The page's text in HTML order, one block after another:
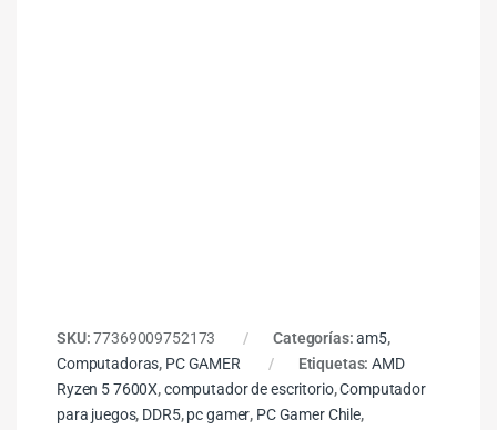
SKU:77369009752173 Categorías:am5,
Computadoras, PC GAMER Etiquetas:AMD
Ryzen 5 7600X,computador de escritorio,Computador
para juegos, DDR5,pc gamer, PC Gamer Chile,